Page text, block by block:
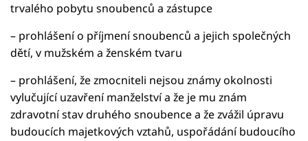
trvalého pobytu snoubenců a zástupce
– prohlášení o příjmení snoubenců a jejich společných
dětí, v mužském a ženském tvaru
– prohlášení, že zmocniteli nejsou známy okolnosti
vylučující uzavření manželství a že je mu znám
zdravotní stav druhého snoubence a že zvážil úpravu
budoucích majetkových vztahů, uspořádání budoucího